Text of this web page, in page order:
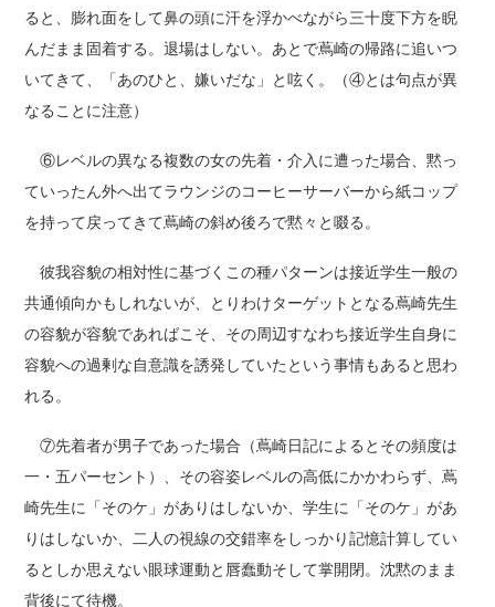
ると、膨れ面をして鼻の頭に汗を浮かべながら三十度下方を睨
んだまま固着する。退場はしない。あとで蔦崎の帰路に追いつ
いてきて、「あのひと、嫌いだな」と呟く。（④とは句点が異
なることに注意）
⑥レベルの異なる複数の女の先着・介入に遭った場合、黙っ
ていったん外へ出てラウンジのコーヒーサーバーから紙コップ
を持って戻ってきて蔦崎の斜め後ろで黙々と啜る。
彼我容貌の相対性に基づくこの種パターンは接近学生一般の
共通傾向かもしれないが、とりわけターゲットとなる蔦崎先生
の容貌が容貌であればこそ、その周辺すなわち接近学生自身に
容貌への過剰な自意識を誘発していたという事情もあると思わ
れる。
⑦先着者が男子であった場合（蔦崎日記によるとその頻度は
一・五パーセント）、その容姿レベルの高低にかかわらず、蔦
崎先生に「そのケ」がありはしないか、学生に「そのケ」があ
りはしないか、二人の視線の交錯率をしっかり記憶計算してい
るとしか思えない眼球運動と唇蠢動そして掌開閉。沈黙のまま
背後にて待機。